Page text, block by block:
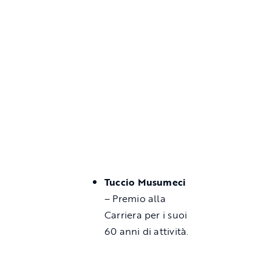
Tuccio Musumeci
– Premio alla
Carriera per i suoi
60 anni di attività.